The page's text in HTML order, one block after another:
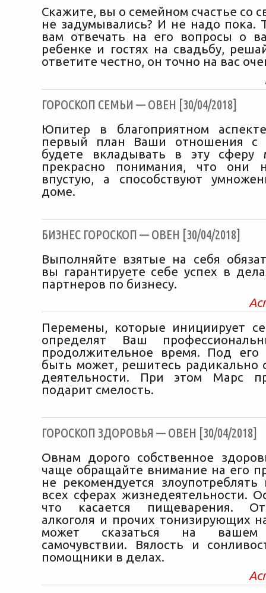
Скажите, вы о семейном счастье со
не задумывались? И не надо пока.
вам отвечать на его вопросы о
ребенке и гостях на свадьбу,
ответите честно, он точно на вас
ГОРОСКОП СЕМЬИ — ОВЕН [30/04/2018]
Юпитер в благоприятном
первый план Ваши отношения с
будете вкладывать в эту сферу
прекрасно понимания, что они
впустую, а способствуют
доме.
БИЗНЕС ГОРОСКОП — ОВЕН [30/04/2018]
Выполняйте взятые на себя
вы гарантируете себе успех в
партнеров по бизнесу.
Перемены, которые инициирует
определят Ваш
продолжительное время. Под
быть может, решитесь радикально
деятельности. При этом Марс
подарит смелость.
ГОРОСКОП ЗДОРОВЬЯ — ОВЕН [30/04/2018]
Овнам дорого собственное
чаще обращайте внимание на его
не рекомендуется злоупотреблять
всех сферах жизнедеятельности.
что касается пищеварения.
алкоголя и прочих тонизирующих
может сказаться на вашем
самочувствии. Вялость и
помощники в делах.